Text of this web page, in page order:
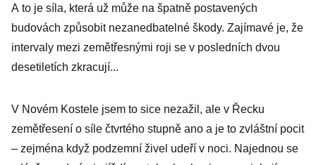
A to je síla, která už může na špatně postavených
budovách způsobit nezanedbatelné škody. Zajímavé je, že
intervaly mezi zemětřesnými roji se v posledních dvou
desetiletích zkracují...
V Novém Kostele jsem to sice nezažil, ale v Řecku
zemětřesení o síle čtvrtého stupně ano a je to zvláštní pocit
– zejména když podzemní živel udeří v noci. Najednou se